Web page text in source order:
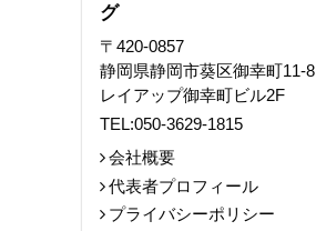
グ
〒420-0857
静岡県静岡市葵区御幸町11-8
レイアップ御幸町ビル2F
TEL:050-3629-1815
会社概要
代表者プロフィール
プライバシーポリシー